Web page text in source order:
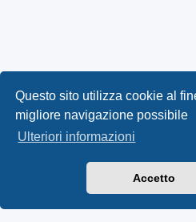
Questo sito utilizza cookie al
migliore navigazione possibile
Ulteriori informazioni
Accetto